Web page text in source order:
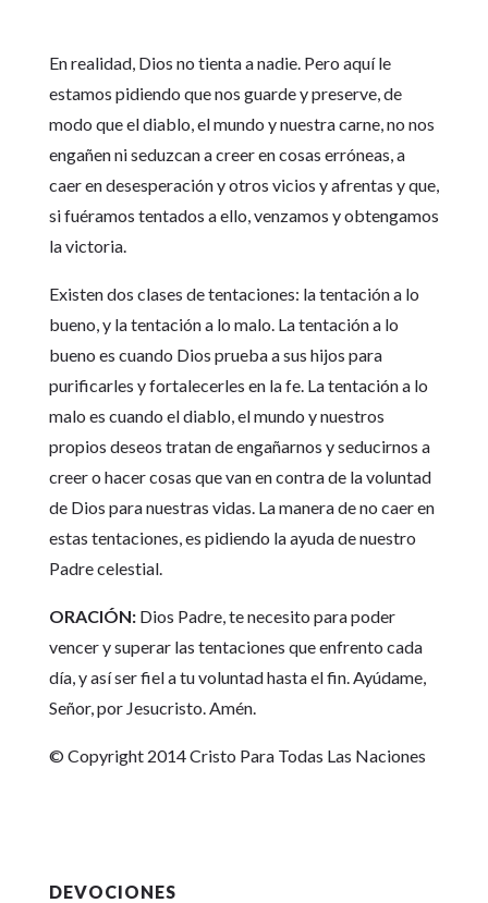
En realidad, Dios no tienta a nadie. Pero aquí le
estamos pidiendo que nos guarde y preserve, de
modo que el diablo, el mundo y nuestra carne, no nos
engañen ni seduzcan a creer en cosas erróneas, a
caer en desesperación y otros vicios y afrentas y que,
si fuéramos tentados a ello, venzamos y obtengamos
la victoria.
Existen dos clases de tentaciones: la tentación a lo
bueno, y la tentación a lo malo. La tentación a lo
bueno es cuando Dios prueba a sus hijos para
purificarles y fortalecerles en la fe. La tentación a lo
malo es cuando el diablo, el mundo y nuestros
propios deseos tratan de engañarnos y seducirnos a
creer o hacer cosas que van en contra de la voluntad
de Dios para nuestras vidas. La manera de no caer en
estas tentaciones, es pidiendo la ayuda de nuestro
Padre celestial.
ORACIÓN:Dios Padre, te necesito para poder
vencer y superar las tentaciones que enfrento cada
día, y así ser fiel a tu voluntad hasta el fin. Ayúdame,
Señor, por Jesucristo. Amén.
© Copyright 2014 Cristo Para Todas Las Naciones
DEVOCIONES